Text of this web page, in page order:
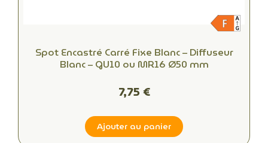
Spot Encastré Carré Fixe Blanc – Diffuseur
Blanc – GU10 ou MR16 Ø50 mm
7,75 €
Ajouter au panier